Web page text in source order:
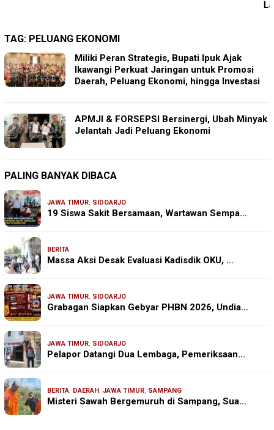
TAG: PELUANG EKONOMI
Miliki Peran Strategis, Bupati Ipuk Ajak
Ikawangi Perkuat Jaringan untuk Promosi
Daerah, Peluang Ekonomi, hingga Investasi
APMJI & FORSEPSI Bersinergi, Ubah Minyak
Jelantah Jadi Peluang Ekonomi
PALING BANYAK DIBACA
JAWA TIMUR, SIDOARJO
19 Siswa Sakit Bersamaan, Wartawan Sempa…
BERITA
Massa Aksi Desak Evaluasi Kadisdik OKU, …
JAWA TIMUR, SIDOARJO
Grabagan Siapkan Gebyar PHBN 2026, Undia…
JAWA TIMUR, SIDOARJO
Pelapor Datangi Dua Lembaga, Pemeriksaan…
BERITA, DAERAH, JAWA TIMUR, SAMPANG
Misteri Sawah Bergemuruh di Sampang, Sua…